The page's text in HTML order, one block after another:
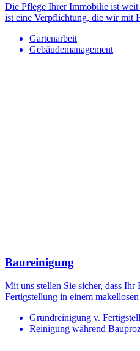
Die Pflege Ihrer Immobilie ist weit
ist eine Verpflichtung, die wir mit
Gartenarbeit
Gebäudemanagement
Baureinigung
Mit uns stellen Sie sicher, dass
Fertigstellung in einem
Grundreinigung v.
Reinigung während